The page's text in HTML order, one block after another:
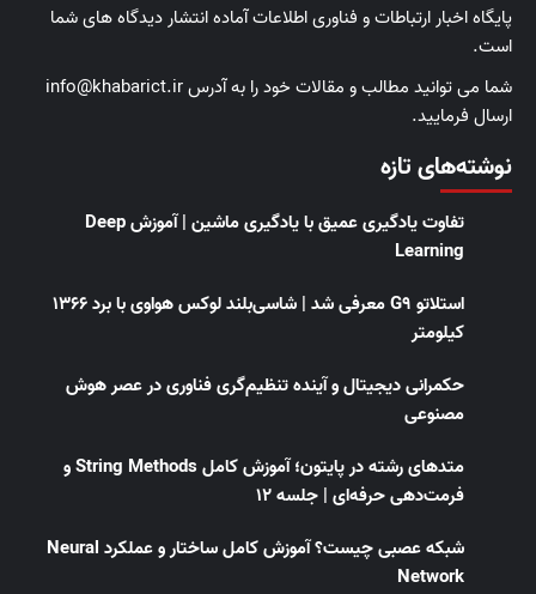
پایگاه اخبار ارتباطات و فناوری اطلاعات آماده انتشار دیدگاه های شما
است.
شما می توانید مطالب و مقالات خود را به آدرس info@khabarict.ir
ارسال فرمایید.
نوشته‌های تازه
تفاوت یادگیری عمیق با یادگیری ماشین | آموزش Deep
Learning
استلاتو G9 معرفی شد | شاسی‌بلند لوکس هواوی با برد ۱۳۶۶
کیلومتر
حکمرانی دیجیتال و آینده تنظیم‌گری فناوری در عصر هوش
مصنوعی
متدهای رشته در پایتون؛ آموزش کامل String Methods و
فرمت‌دهی حرفه‌ای | جلسه ۱۲
شبکه عصبی چیست؟ آموزش کامل ساختار و عملکرد Neural
Network